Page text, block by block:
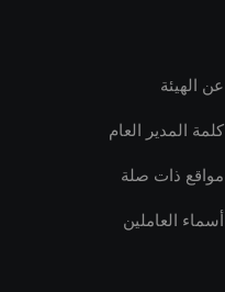
عن الهيئة
كلمة المدير العام
مواقع ذات صلة
أسماء العاملين